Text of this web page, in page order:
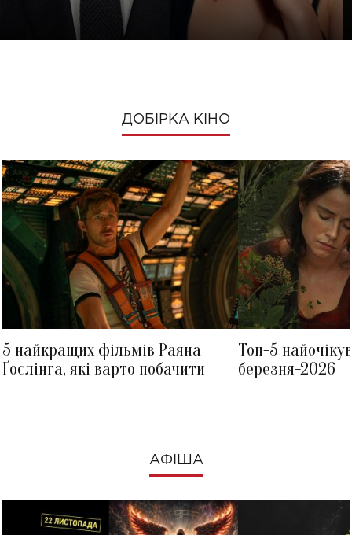
ДОБІРКА КІНО
5 найкращих фільмів Раяна
Ґослінга, які варто побачити
Топ-5
березня-2026
АФІША